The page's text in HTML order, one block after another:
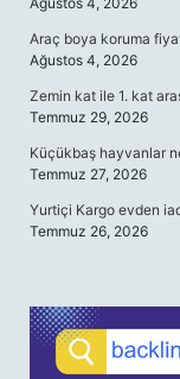
Araç boya koruma
Ağustos 4, 2026
Zemin kat ile 1. kat
Temmuz 29, 2026
Küçükbaş hayvanlar
Temmuz 27, 2026
Yurtiçi Kargo evden
Temmuz 26, 2026